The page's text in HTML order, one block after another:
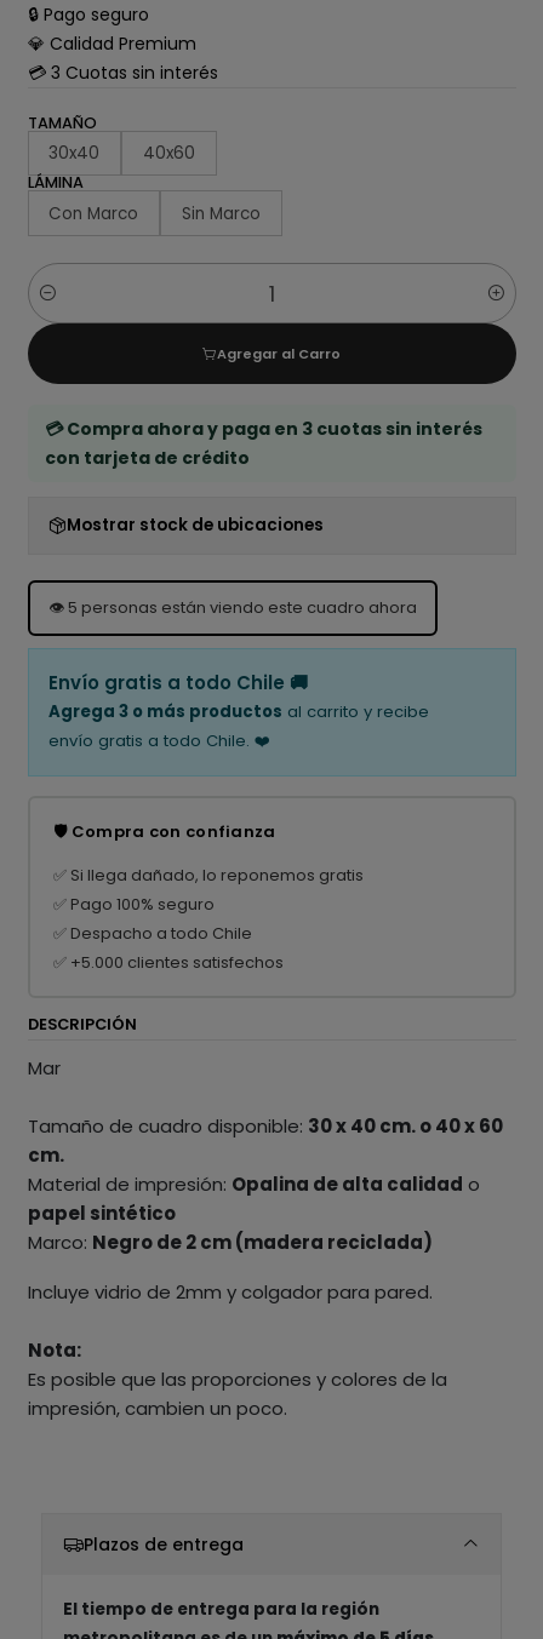
🔒 Pago seguro
💎 Calidad Premium
💳 3 Cuotas sin interés
TAMAÑO
30x40 40x60
LÁMINA
Con Marco Sin Marco
Cantidad
Agregar al Carro
💳 Compra ahora y paga en 3 cuotas sin interés
con tarjeta de crédito
Mostrar stock de ubicaciones
👁️ 5 personas están viendo este cuadro ahora
Envío gratis a todo Chile 🚚
Agrega 3 o más productos al carrito y recibe
envío gratis a todo Chile. ❤️
🛡️ Compra con confianza
✅ Si llega dañado, lo reponemos gratis
✅ Pago 100% seguro
✅ Despacho a todo Chile
✅ +5.000 clientes satisfechos
DESCRIPCIÓN
Mar
Tamaño de cuadro disponible: 30 x 40 cm. o 40 x 60
cm.
Material de impresión: Opalina de alta calidad o
papel sintético
Marco: Negro de 2 cm (madera reciclada)
Incluye vidrio de 2mm y colgador para pared.
Nota:
Es posible que las proporciones y colores de la
impresión, cambien un poco.
Plazos de entrega
El tiempo de entrega para la región